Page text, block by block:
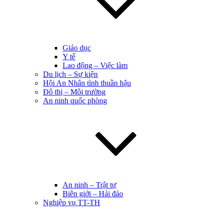
Giáo dục
Y tế
Lao động – Việc làm
Du lịch – Sự kiện
Hội An Nhân tình thuần hậu
Đô thị – Môi trường
An ninh quốc phòng
An ninh – Trật tự
Biên giới – Hải đảo
Nghiệp vụ TT-TH